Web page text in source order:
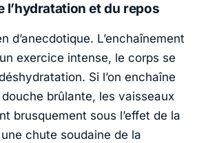
l’hydratation et du repos
d’anecdotique. L’enchaînement
exercice intense, le corps se
Si l’on enchaîne
brûlante, les vaisseaux
brusquement sous l’effet de la
chute soudaine de la